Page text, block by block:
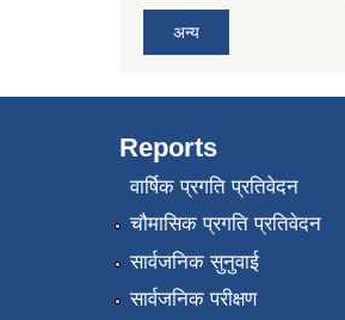
अन्य
Reports
वार्षिक प्रगति प्रतिवेदन
चौमासिक प्रगति प्रतिवेदन
सार्वजनिक सुनुवाई
सार्वजनिक परीक्षण